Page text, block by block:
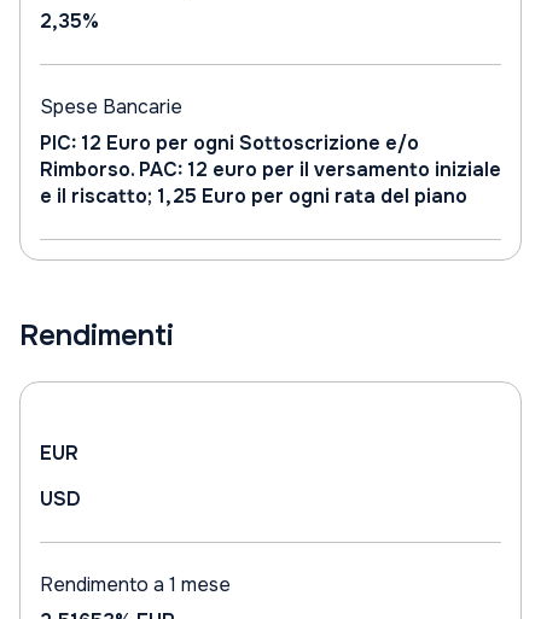
2,35%
Spese Bancarie
PIC: 12 Euro per ogni Sottoscrizione e/o
Rimborso. PAC: 12 euro per il versamento iniziale
e il riscatto; 1,25 Euro per ogni rata del piano
Rendimenti
EUR
USD
Rendimento a 1 mese